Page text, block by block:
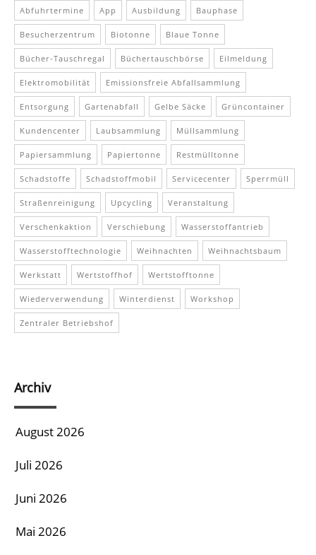
Abfuhrtermine App Ausbildung Bauphase
Besucherzentrum Biotonne Blaue Tonne
Bücher-Tauschregal Büchertauschbörse Eilmeldung
Elektromobilität Emissionsfreie Abfallsammlung
Entsorgung Gartenabfall Gelbe Säcke Grüncontainer
Kundencenter Laubsammlung Müllsammlung
Papiersammlung Papiertonne Restmülltonne
Schadstoffe Schadstoffmobil Servicecenter Sperrmüll
Straßenreinigung Upcycling Veranstaltung
Verschenkaktion Verschiebung Wasserstoffantrieb
Wasserstofftechnologie Weihnachten Weihnachtsbaum
Werkstatt Wertstoffhof Wertstofftonne
Wiederverwendung Winterdienst Workshop
Zentraler Betriebshof
Archiv
August 2026
Juli 2026
Juni 2026
Mai 2026